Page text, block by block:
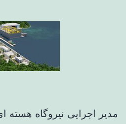
مدیر اجرایی نیروگاه هسته